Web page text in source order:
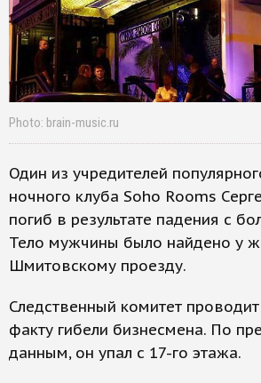
Photo: brain-music.ru
Один из учредителей
ночного клуба Soho Rooms
погиб в результате падения с
Тело мужчины было найдено у
Шмитовскому проезду.
Следственный комитет
факту гибели бизнесмена. По
данным, он упал с 17-го этажа.